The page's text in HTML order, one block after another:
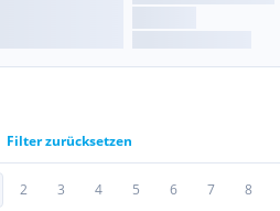
Filter zurücksetzen
2 3 4 5 6 7 8